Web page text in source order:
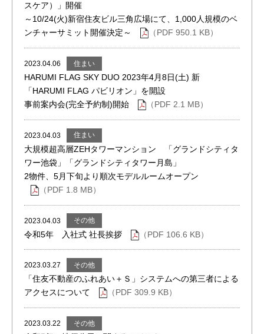
スケア）」開催
～10/24(火)新宿住友ビル三角広場にて、1,000人規模のベ
ンチャーサミット開催決定～
（PDF 950.1 KB）
2023.04.06 住まい
HARUMI FLAG SKY DUO 2023年4月8日(土) 新
「HARUMI FLAG パビリオン」を開設
事前案内会(完全予約制)開始
（PDF 2.1 MB）
2023.04.03 住まい
大規模超高層ZEHタワーマンション 「グランドシティタ
ワー池袋」「グランドシティタワー月島」
2物件、5月下旬より順次モデルルームオープン
（PDF 1.8 MB）
2023.04.03 その他
令和5年 入社式 社長挨拶 （PDF 106.6 KB）
2023.03.27 その他
「住友不動産のふれあい＋Ｓ」システムへの第三者による
アクセスについて
（PDF 309.9 KB）
2023.03.22 その他